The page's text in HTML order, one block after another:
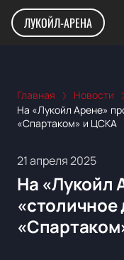
ЛУКОЙЛ-АРЕНА
Главная
Новости
На «Лукойл Арене»
«Спартаком» и ЦСКА
21 апреля 2025
На «Лукойл